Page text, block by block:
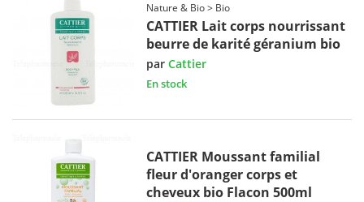
Nature & Bio > Bio
CATTIER Lait corps nourrissant
beurre de karité géranium bio
parCattier
En stock
CATTIER Moussant familial
fleur d'oranger corps et
cheveux bio Flacon 500ml